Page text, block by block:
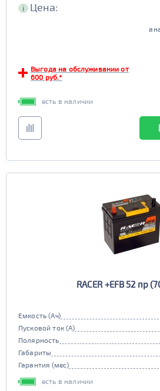
i Цена:
Выгода на обслуживании от
600 руб.*
есть в наличии
RACER +EFB 52 пр
Емкость (Ач)
Пусковой ток (А)
Полярность
Габариты
Гарантия (мес)
есть в наличии